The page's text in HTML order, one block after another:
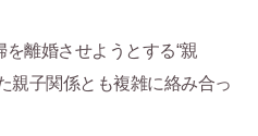
離婚させようとする“親
親子関係とも複雑に絡み合っ